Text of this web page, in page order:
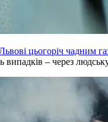
цьогоріч чадним
випадків – через